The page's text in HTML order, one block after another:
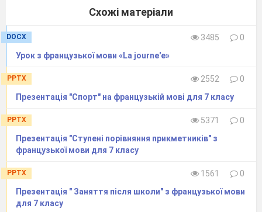
Схожі матеріали
DOCX 3485
0
Урок з французької мови «La journe'e»
PPTX 2552
0
Презентація "Спорт" на французькій мові для 7 класу
PPTX 5371
0
Презентація "Ступені порівняння прикметників" з
французької мови для 7 класу
PPTX 1561
0
Презентація " Заняття після школи" з французької мови
для 7 класу